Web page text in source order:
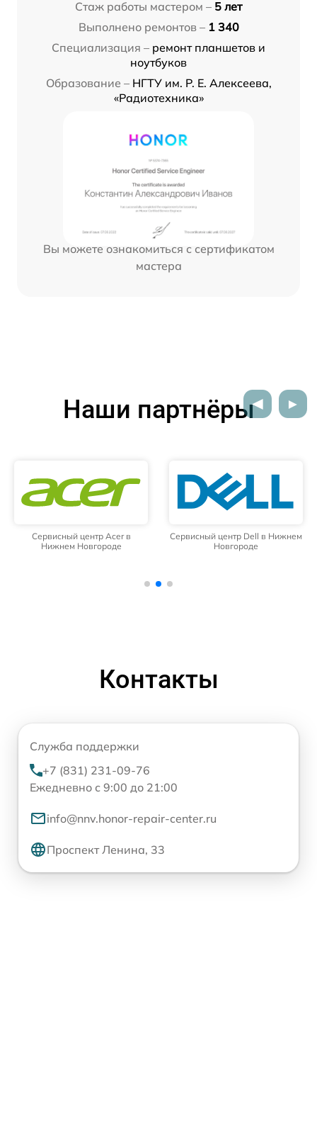
Стаж работы мастером – 5 лет
Выполнено ремонтов – 1 340
Специализация – ремонт планшетов и
ноутбуков
Образование – НГТУ им. Р. Е. Алексеева,
«Радиотехника»
Вы можете ознакомиться с сертификатом
мастера
Наши партнёры
Сервисный центр Acer в
Нижнем Новгороде
Сервисный центр Dell в Нижнем
Новгороде
Контакты
Служба поддержки
+7 (831) 231-09-76
Ежедневно с 9:00 до 21:00
info@nnv.honor-repair-center.ru
Проспект Ленина, 33